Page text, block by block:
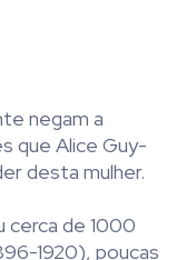
negam a
que Alice Guy-
desta mulher.
cerca de 1000
1920), poucas